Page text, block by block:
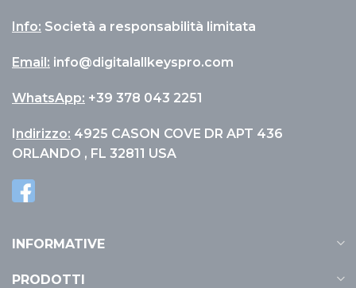
Info: Società a responsabilità limitata
Email: info@digitalallkeyspro.com
WhatsApp: +39 378 043 2251
ndirizzo: 4925 CASON COVE DR APT 436
ORLANDO , FL 32811 USA
INFORMATIVE
PRODOTTI